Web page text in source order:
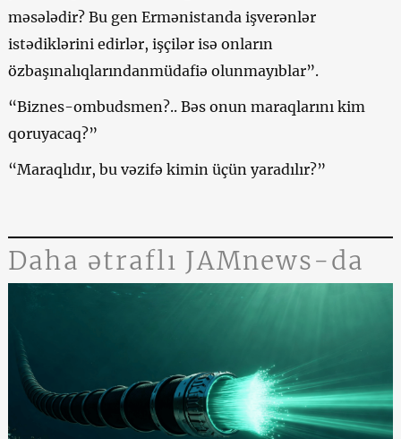
məsələdir? Bu gen Ermənistanda işverənlər
istədiklərini edirlər, işçilər isə onların
özbaşınalıqlarındanmüdafiə olunmayıblar”.
“Biznes-ombudsmen?.. Bəs onun maraqlarını kim
qoruyacaq?”
“Maraqlıdır, bu vəzifə kimin üçün yaradılır?”
Daha ətraflı JAMnews-da